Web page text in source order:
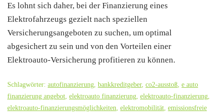
Es lohnt sich daher, bei der Finanzierung eines
Elektrofahrzeugs gezielt nach speziellen
Versicherungsangeboten zu suchen, um optimal
abgesichert zu sein und von den Vorteilen einer
Elektroauto-Versicherung profitieren zu können.
Schlagwörter: autofinanzierung bankkreditgeber, co2-ausstoß e auto
finanzierung angebot elektroauto finanzierung elektroauto-finanzierung
elektroauto-finanzierungsmöglichkeiten elektromobilität emissionsfreie